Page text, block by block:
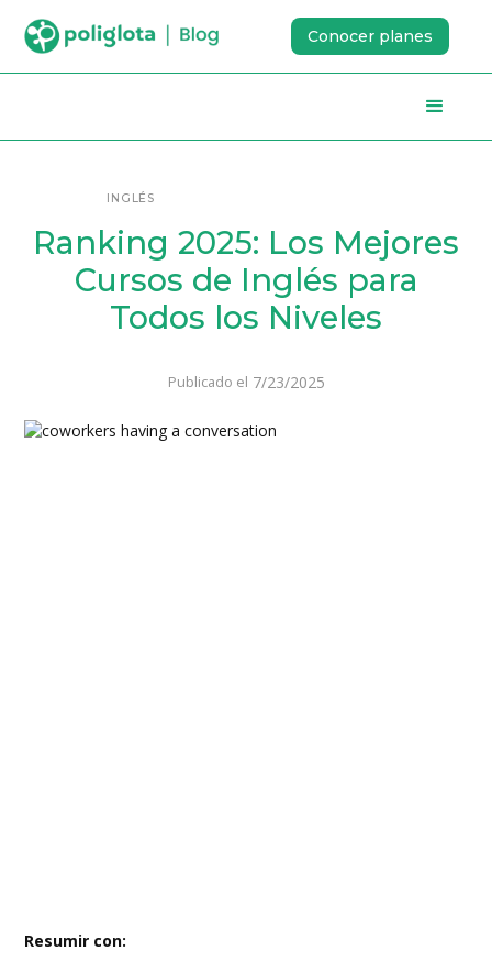
Conocer planes
INGLÉS
Ranking 2025: Los Mejores
Cursos de Inglés para
Todos los Niveles
Publicado el 7/23/2025
Resumir con: